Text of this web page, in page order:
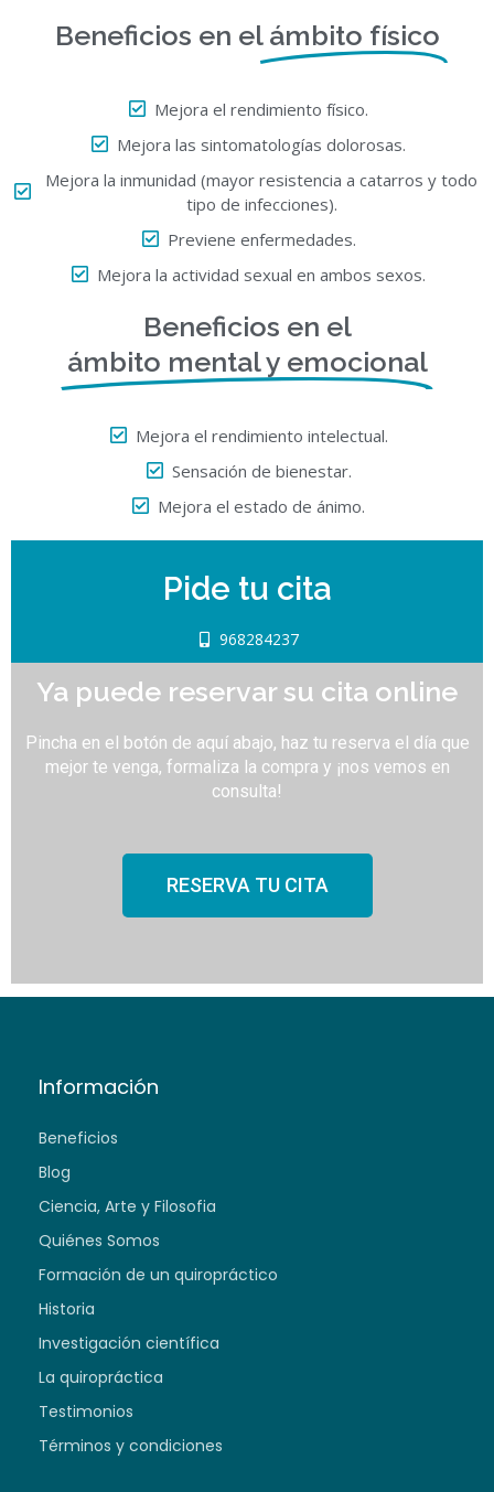
Beneficios en el ámbito físico
Mejora el rendimiento físico.
Mejora las sintomatologías dolorosas.
Mejora la inmunidad (mayor resistencia a catarros y todo
tipo de infecciones).
Previene enfermedades.
Mejora la actividad sexual en ambos sexos.
Beneficios en el
ámbito mental y emocional
Mejora el rendimiento intelectual.
Sensación de bienestar.
Mejora el estado de ánimo.
Pide tu cita
968284237
Ya puede reservar su cita online
Pincha en el botón de aquí abajo, haz tu reserva el día que
mejor te venga, formaliza la compra y ¡nos vemos en
consulta!
RESERVA TU CITA
Información
Beneficios
Blog
Ciencia, Arte y Filosofia
Quiénes Somos
Formación de un quiropráctico
Historia
Investigación científica
La quiropráctica
Testimonios
Términos y condiciones